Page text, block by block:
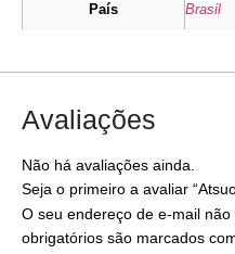
País Brasil
Avaliações
Não há avaliações ainda.
Seja o primeiro a avaliar
O seu endereço de e-mail não
obrigatórios são marcados